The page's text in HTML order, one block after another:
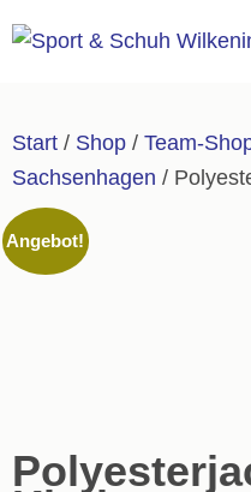
Inhalt
drücken)
Start / Shop / Team-
Sachsenhagen /
Angebot!